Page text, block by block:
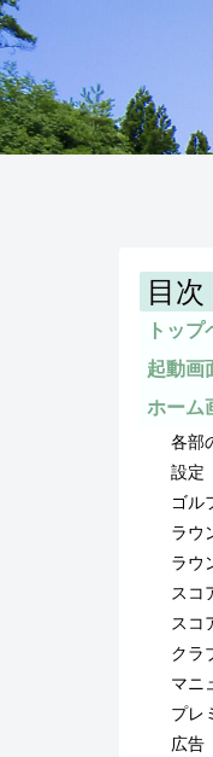
目次
トッ
起動画
ホーム
各部
設定
ゴル
ラウ
ラウ
スコ
スコ
クラ
マニ
プレ
広告